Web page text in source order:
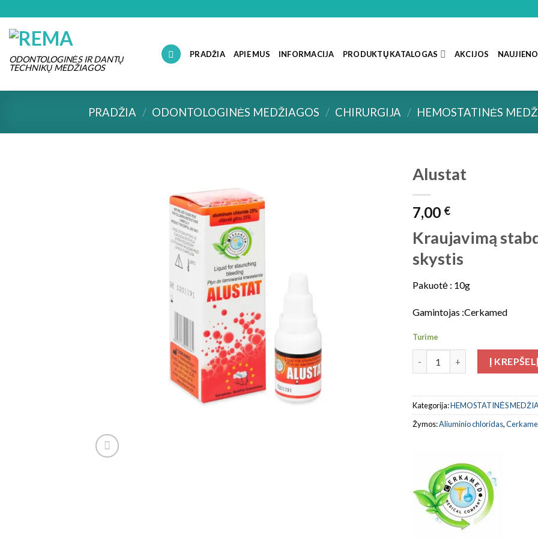
content
ODONTOLOGINĖS IR DANTŲ
TECHNIKŲ MEDŽIAGOS
PRADŽIA APIE MUS INFORMACIJA PRODUKTŲ KATALOGAS AKCIJOS
PRADŽIA / ODONTOLOGINĖS MEDŽIAGOS / CHIRURGIJA / HEMOSTATINĖS
Alustat
7,00 €
Kraujavimą
skystis
Pakuotė : 10g
Gamintojas :Cerkamed
Turime
produkto kiekis: AlustatĮ KREPŠELĮ
Kategorija:HEMOSTATINĖS
Žymos:Aliuminio chloridas,